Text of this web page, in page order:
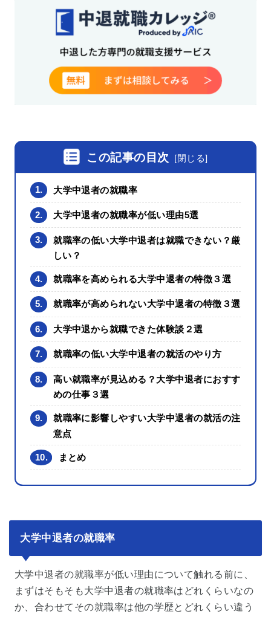
この記事の目次 [閉じる]
1. 大学中退者の就職率
2. 大学中退者の就職率が低い理由5選
3.
就職率の低い大学中退者は就職できない？厳
しい？
4. 就職率を高められる大学中退者の特徴３選
5. 就職率が高められない大学中退者の特徴３選
6. 大学中退から就職できた体験談２選
7. 就職率の低い大学中退者の就活のやり方
8.
高い就職率が見込める？大学中退者におすす
めの仕事３選
9.
就職率に影響しやすい大学中退者の就活の注
意点
10. まとめ
大学中退者の就職率
大学中退者の就職率が低い理由について触れる前に、
まずはそもそも大学中退者の就職率はどれくらいなの
か、合わせてその就職率は他の学歴とどれくらい違う